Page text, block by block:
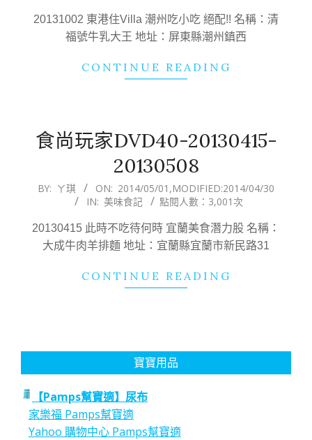
26
20131002 東港住Villa 潮州吃小吃 絕配!! 名稱：清
福號牛乳大王 地址：屏東縣潮州鎮西
CONTINUE READING
食尚玩家DVD40-20130415-
20130508
2014-
01
BY: ㄚ琪 ON: 2014/05/01 ,MODIFIED:2014/04/30
IN: 美味食記 點閱人數：3,001次
20130415 此時不吃待何時 宜蘭美食潛力股 名稱：
大成牛肉羊排麵 地址：宜蘭縣宜蘭市新民路31
CONTINUE READING
寶寶用品
【Pamps幫寶適】尿布
家樂福 Pamps幫寶適
Yahoo 購物中心 Pamps幫寶適